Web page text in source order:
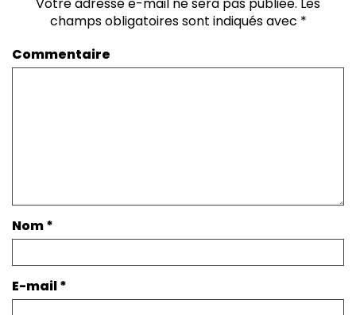
champs obligatoires sont indiqués avec *
Commentaire
Nom*
E-mail*